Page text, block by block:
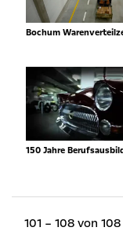
Bochum
150 Jahre
101 – 108 von 108